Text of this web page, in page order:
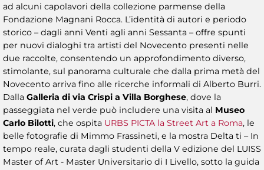
ad alcuni capolavori della collezione parmense della
Fondazione Magnani Rocca. L’identità di autori e periodo
storico – dagli anni Venti agli anni Sessanta – offre spunti
per nuovi dialoghi tra artisti del Novecento presenti nelle
due raccolte, consentendo un approfondimento diverso,
stimolante, sul panorama culturale che dalla prima metà del
Novecento arriva fino alle ricerche informali di Alberto Burri.
Dalla Galleria di via Crispi a Villa Borghese, dove la
passeggiata nel verde può includere una visita al Museo
Carlo Bilotti, che ospita URBS PICTA la Street Art a Roma, le
belle fotografie di Mimmo Frassineti, e la mostra Delta ti – In
tempo reale, curata dagli studenti della V edizione del LUISS
Master of Art - Master Universitario di I Livello, sotto la guida